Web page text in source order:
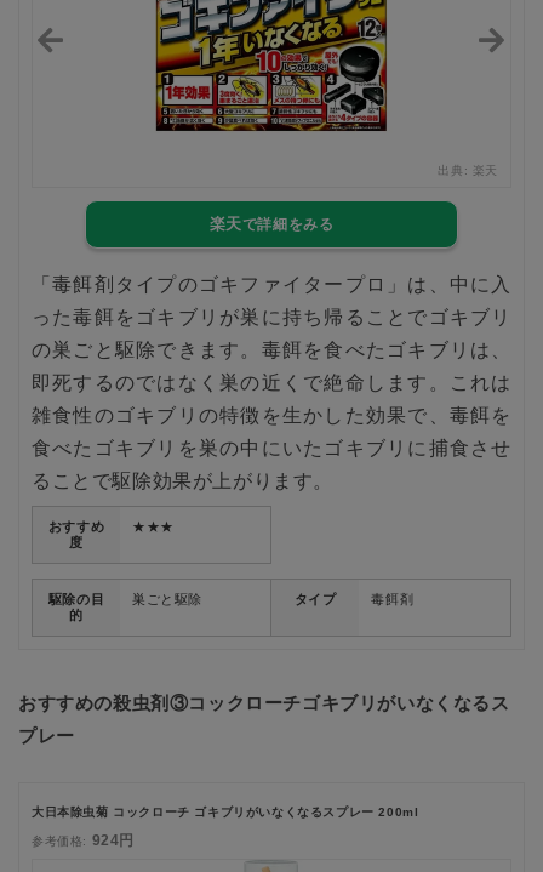
出典: 楽天
楽天
「毒餌剤タイプのゴキファイタープロ」は、中に入
った毒餌をゴキブリが巣に持ち帰ることでゴキブリ
の巣ごと駆除できます。毒餌を食べたゴキブリは、
即死するのではなく巣の近くで絶命します。これは
雑食性のゴキブリの特徴を生かした効果で、毒餌を
食べたゴキブリを巣の中にいたゴキブリに捕食させ
ることで駆除効果が上がります。
おすすめ
度
★★★
駆除の目
的
巣ごと駆除 タイプ 毒餌剤
おすすめの殺虫剤③コックローチゴキブリがいなくなるス
プレー
大日本除虫菊 コックローチ ゴキブリがいなくなるスプレー 200ml
参考価格: 924円